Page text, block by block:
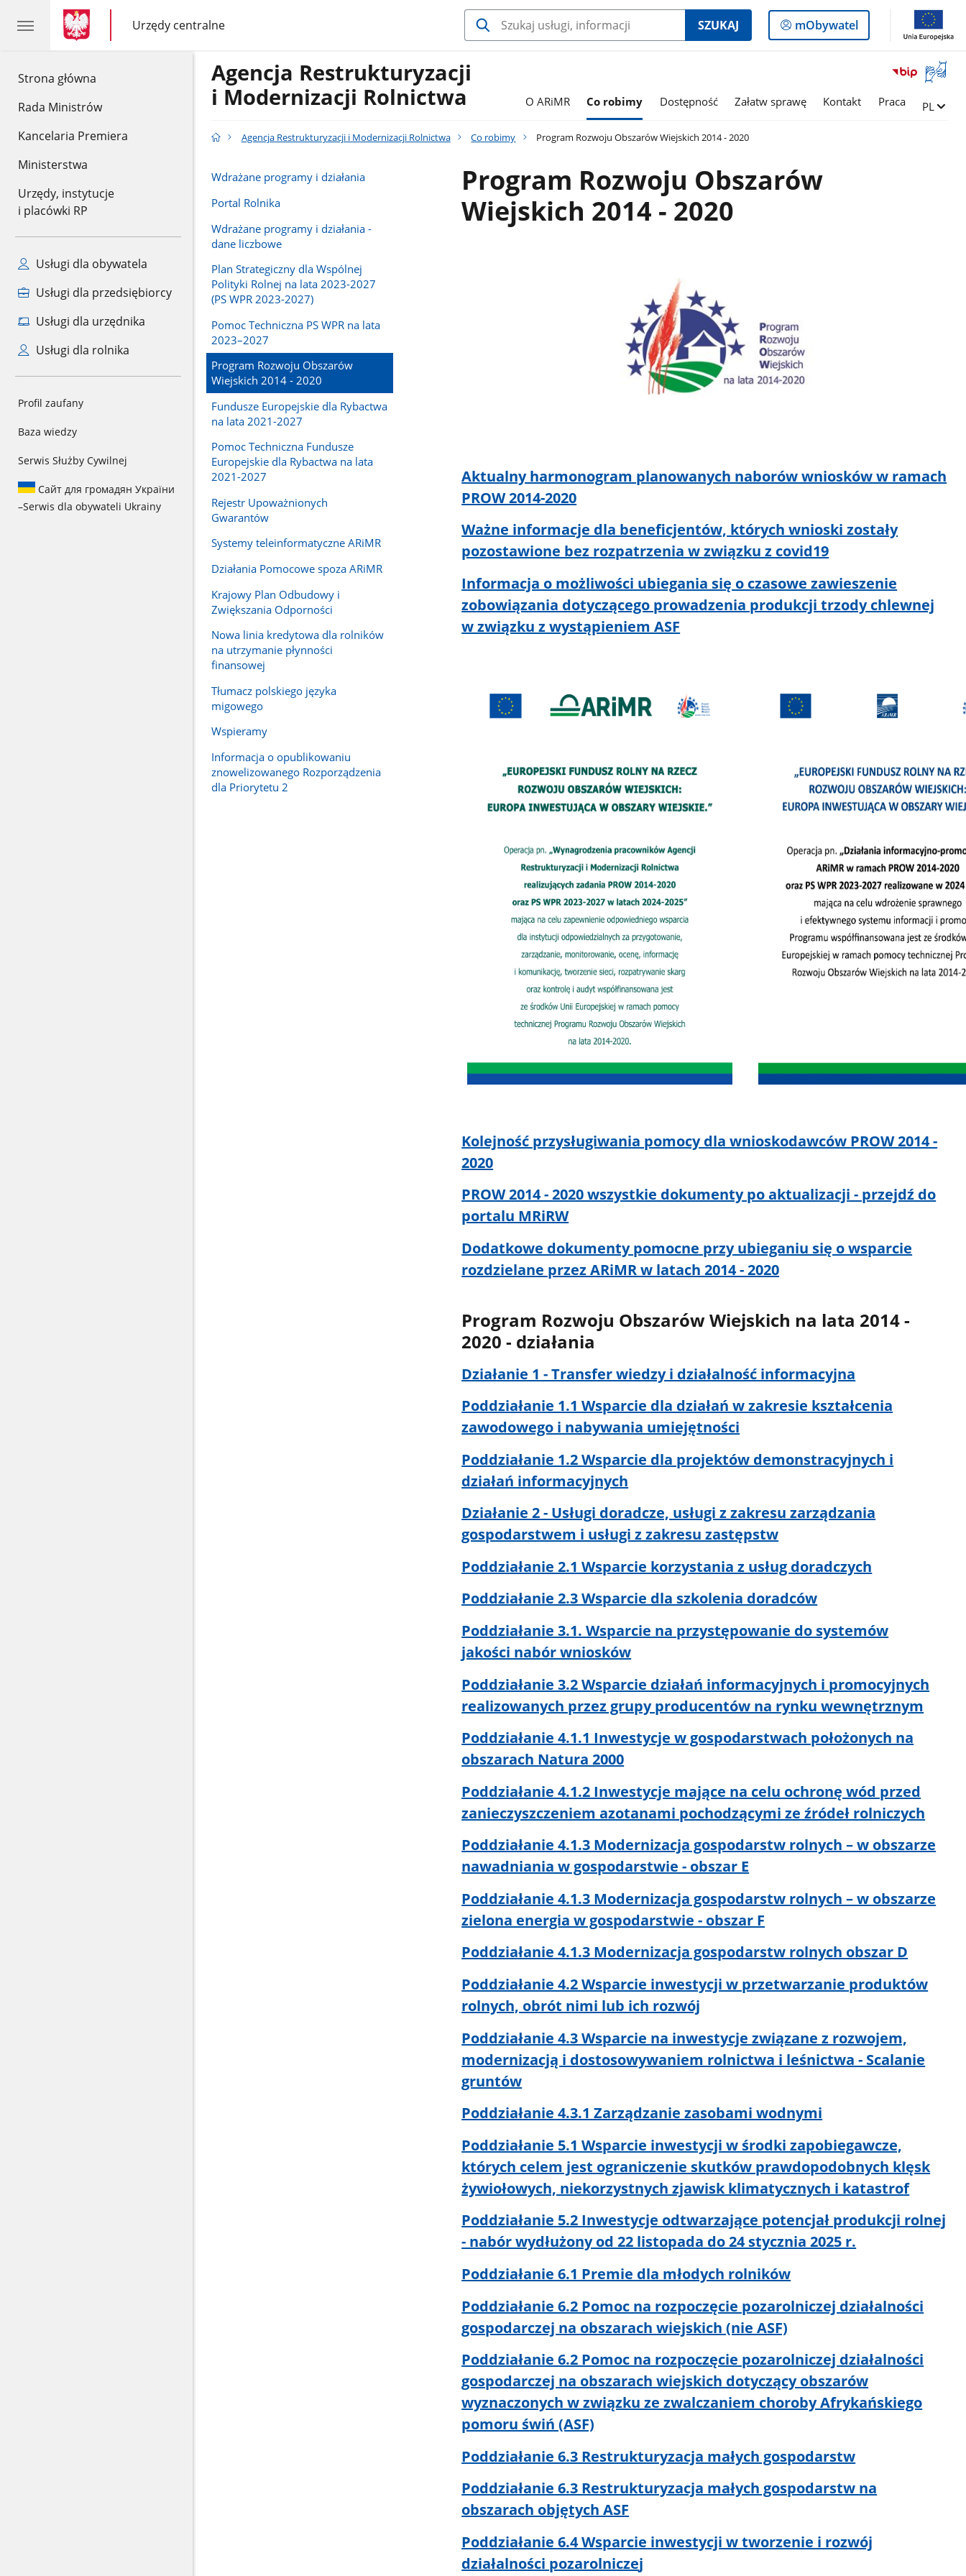
Strona główna
Rada Ministrów
Kancelaria Premiera
Ministerstwa
Urzędy, instytucje
i placówki RP
Usługi dla obywatela
Usługi dla przedsiębiorcy
Usługi dla urzędnika
Usługi dla rolnika
Profil zaufany
Baza wiedzy
Serwis Służby Cywilnej
Сайт для громадян України
–Serwis dla obywateli Ukrainy
gov.pl
gov.pl
Urzędy centralne
gov.pl
Urzędy
centralne
SZUKAJ
Logowanie
do
mObywatel
Otwórz
okno
Agencja Restrukturyzacji
i Modernizacji Rolnictwa
O ARiMR Co robimy Dostępność Załatw sprawę Kontakt Praca Zmień
PL
Agencja Restrukturyzacji i Modernizacji Rolnictwa Co robimy Program Rozwoju Obszarów Wiejskich 2014 - 2020
Wdrażane programy i działania
Portal Rolnika
Wdrażane programy i działania -
dane liczbowe
Plan Strategiczny dla Wspólnej
Polityki Rolnej na lata 2023-2027
(PS WPR 2023-2027)
Pomoc Techniczna PS WPR na lata
2023–2027
Program Rozwoju Obszarów
Wiejskich 2014 - 2020
Fundusze Europejskie dla Rybactwa
na lata 2021-2027
Pomoc Techniczna Fundusze
Europejskie dla Rybactwa na lata
2021-2027
Rejestr Upoważnionych
Gwarantów
Systemy teleinformatyczne ARiMR
Działania Pomocowe spoza ARiMR
Krajowy Plan Odbudowy i
Zwiększania Odporności
Nowa linia kredytowa dla rolników
na utrzymanie płynności
finansowej
Tłumacz polskiego języka
migowego
Wspieramy
Informacja o opublikowaniu
znowelizowanego Rozporządzenia
dla Priorytetu 2
Program Rozwoju Obszarów
Wiejskich 2014 - 2020
Aktualny harmonogram planowanych naborów wniosków w ramach
PROW 2014-2020
Ważne informacje dla beneficjentów, których wnioski zostały
pozostawione bez rozpatrzenia w związku z covid19
Informacja o możliwości ubiegania się o czasowe zawieszenie
zobowiązania dotyczącego prowadzenia produkcji trzody chlewnej
w związku z wystąpieniem ASF
Kolejność przysługiwania pomocy dla wnioskodawców PROW 2014 -
2020
PROW 2014 - 2020 wszystkie dokumenty po aktualizacji - przejdź do
portalu MRiRW
Dodatkowe dokumenty pomocne przy ubieganiu się o wsparcie
rozdzielane przez ARiMR w latach 2014 - 2020
Program Rozwoju Obszarów Wiejskich na lata 2014 -
2020 - działania
Działanie 1 - Transfer wiedzy i działalność informacyjna
Poddziałanie 1.1 Wsparcie dla działań w zakresie kształcenia
zawodowego i nabywania umiejętności
Poddziałanie 1.2 Wsparcie dla projektów demonstracyjnych i
działań informacyjnych
Działanie 2 - Usługi doradcze, usługi z zakresu zarządzania
gospodarstwem i usługi z zakresu zastępstw
Poddziałanie 2.1 Wsparcie korzystania z usług doradczych
Poddziałanie 2.3 Wsparcie dla szkolenia doradców
Poddziałanie 3.1. Wsparcie na przystępowanie do systemów
jakości nabór wniosków
Poddziałanie 3.2 Wsparcie działań informacyjnych i promocyjnych
realizowanych przez grupy producentów na rynku wewnętrznym
Poddziałanie 4.1.1 Inwestycje w gospodarstwach położonych na
obszarach Natura 2000
Poddziałanie 4.1.2 Inwestycje mające na celu ochronę wód przed
zanieczyszczeniem azotanami pochodzącymi ze źródeł rolniczych
Poddziałanie 4.1.3 Modernizacja gospodarstw rolnych – w obszarze
nawadniania w gospodarstwie - obszar E
Poddziałanie 4.1.3 Modernizacja gospodarstw rolnych – w obszarze
zielona energia w gospodarstwie - obszar F
Poddziałanie 4.1.3 Modernizacja gospodarstw rolnych obszar D
Poddziałanie 4.2 Wsparcie inwestycji w przetwarzanie produktów
rolnych, obrót nimi lub ich rozwój
Poddziałanie 4.3 Wsparcie na inwestycje związane z rozwojem,
modernizacją i dostosowywaniem rolnictwa i leśnictwa - Scalanie
gruntów
Poddziałanie 4.3.1 Zarządzanie zasobami wodnymi
Poddziałanie 5.1 Wsparcie inwestycji w środki zapobiegawcze,
których celem jest ograniczenie skutków prawdopodobnych klęsk
żywiołowych, niekorzystnych zjawisk klimatycznych i katastrof
Poddziałanie 5.2 Inwestycje odtwarzające potencjał produkcji rolnej
- nabór wydłużony od 22 listopada do 24 stycznia 2025 r.
Poddziałanie 6.1 Premie dla młodych rolników
Poddziałanie 6.2 Pomoc na rozpoczęcie pozarolniczej działalności
gospodarczej na obszarach wiejskich (nie ASF)
Poddziałanie 6.2 Pomoc na rozpoczęcie pozarolniczej działalności
gospodarczej na obszarach wiejskich dotyczący obszarów
wyznaczonych w związku ze zwalczaniem choroby Afrykańskiego
pomoru świń (ASF)
Poddziałanie 6.3 Restrukturyzacja małych gospodarstw
Poddziałanie 6.3 Restrukturyzacja małych gospodarstw na
obszarach objętych ASF
Poddziałanie 6.4 Wsparcie inwestycji w tworzenie i rozwój
działalności pozarolniczej